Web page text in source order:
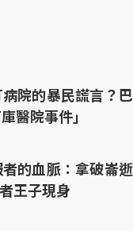
院的暴民謊言？巴
醫院事件」
的血脈：拿破崙逝
王子現身